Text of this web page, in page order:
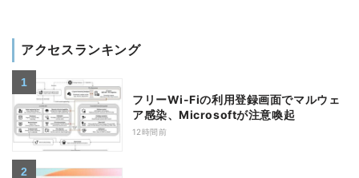
アクセスランキング
フリーWi-Fiの利用登録画面でマルウェ
ア感染、Microsoftが注意喚起
12時間前